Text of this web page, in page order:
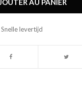
AU PANIER
Snelle levertijd